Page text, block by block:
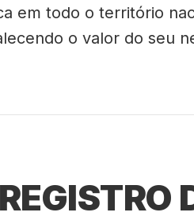
em todo o território
o valor do seu